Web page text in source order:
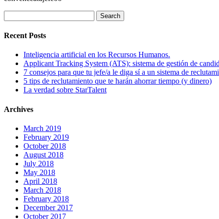
for:
Recent Posts
Inteligencia artificial en los Recursos Humanos.
Applicant Tracking System (ATS): sistema de gestión de
7 consejos para que tu jefe/a le diga sí a un sistema de
5 tips de reclutamiento que te harán ahorrar tiempo (y dinero)
La verdad sobre StarTalent
Archives
March 2019
February 2019
October 2018
August 2018
July 2018
May 2018
April 2018
March 2018
February 2018
December 2017
October 2017